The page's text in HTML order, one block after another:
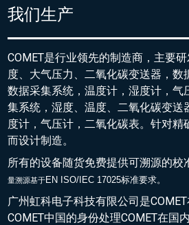
我们生产
COMET是行业领先的制造商，主要
度、大气压力、二氧化碳变送器，数
数据采集系统，温度计，湿度计，气
集系统，湿度、温度、二氧化碳变送
度计，气压计，二氧化碳表。针对精
而设计制造。
所有的设备随货免费提供可溯源的校
量溯源基于EN ISO/IEC 17025标准要求。
广州虹科电子科技有限公司是
COMET中国的身份处理COMET在国